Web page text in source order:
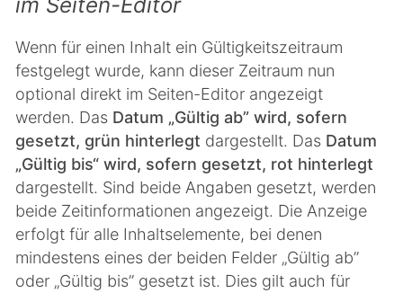
Wenn für einen Inhalt ein Gültigkeitszeitraum
festgelegt wurde, kann dieser Zeitraum nun
optional direkt im Seiten-Editor angezeigt
werden. Das Datum „Gültig ab” wird, sofern
gesetzt, grün hinterlegt dargestellt. Das Datum
„Gültig bis“ wird, sofern gesetzt, rot hinterlegt
dargestellt. Sind beide Angaben gesetzt, werden
beide Zeitinformationen angezeigt. Die Anzeige
erfolgt für alle Inhaltselemente, bei denen
mindestens eines der beiden Felder „Gültig ab”
oder „Gültig bis” gesetzt ist. Dies gilt auch für